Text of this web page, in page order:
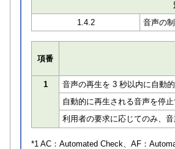
1.4.2
音声の
項番
1 音声の再生を 3 秒以内に自動
自動的に再生される音声を停
利用者の要求に応じてのみ、
*1 AC： Automated Check、AF：